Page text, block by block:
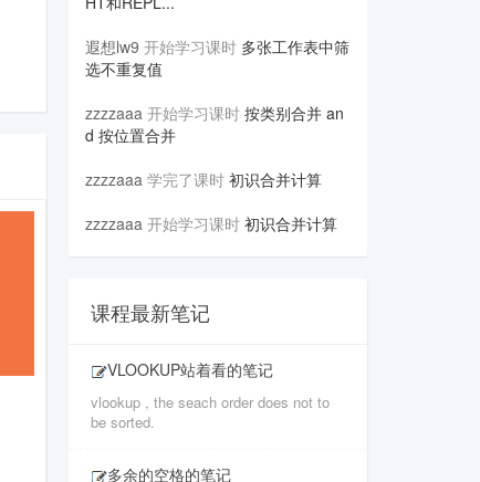
遐想lw9 开始学习课时 多张工作表中筛
选不重复值
zzzzaaa 开始学习课时 按类别合并 an
d 按位置合并
zzzzaaa 学完了课时 初识合并计算
zzzzaaa 开始学习课时 初识合并计算
课程最新笔记
VLOOKUP站着看的笔记
vlookup , the seach order does not to
be sorted.
多余的空格的笔记